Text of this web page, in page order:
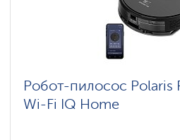
Робот-пилосос Polaris
Wi-Fi IQ Home